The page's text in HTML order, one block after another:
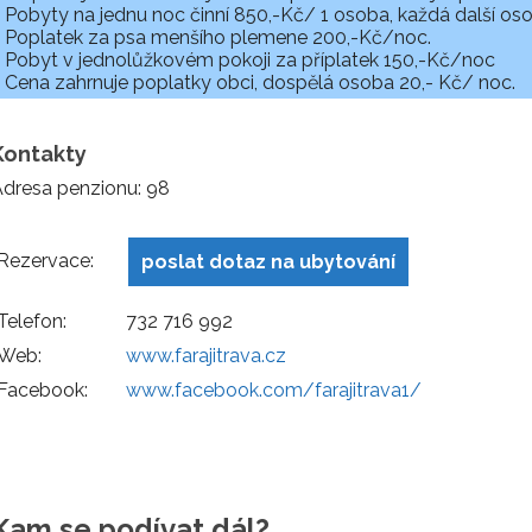
Pobyty na jednu noc činní 850,-Kč/ 1 osoba, každá další
Poplatek za psa menšího plemene 200,-Kč/noc.
Pobyt v jednolůžkovém pokoji za příplatek 150,-Kč/noc
Cena zahrnuje poplatky obci, dospělá osoba 20,- Kč/ noc.
penzionu: 98
poslat dotaz na ubytování
732 716 992
www.farajitrava.cz
www.facebook.com/farajitrava1/